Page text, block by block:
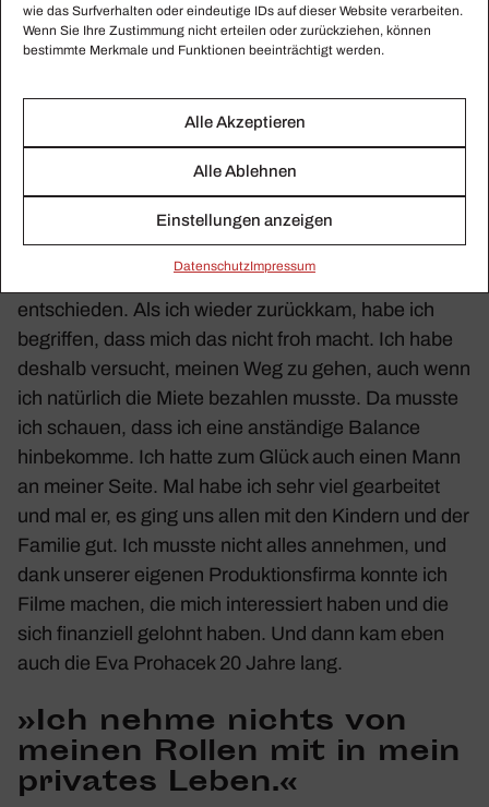
wie das Surfverhalten oder eindeutige IDs auf dieser Website verarbeiten.
Wenn Sie Ihre Zustimmung nicht erteilen oder zurückziehen, können
bestimmte Merkmale und Funktionen beeinträchtigt werden.
Alle Akzeptieren
Alle Ablehnen
Einstellungen anzeigen
Daten­schutzImpressum
würden Sie selbst diesen Weg beschreiben?
Deutsch­land das typi­sche System der Produ­zenten,
die Ansagen gemacht haben. Ich wurde nicht
gefragt, ob ich einen Pres­setag absol­vieren will, das
war einfach so. Zwischen 22 und 28 arbei­tete ich
dann in Amerika. Da war ich zwar schon viel eman­
zi­pierter, aber trotzdem in einem einge­fah­renen
System einge­spannt, in dem andere Leute über mich
entschieden. Als ich wieder zurückkam, habe ich
begriffen, dass mich das nicht froh macht. Ich habe
deshalb versucht, meinen Weg zu gehen, auch wenn
ich natür­lich die Miete bezahlen musste. Da musste
ich schauen, dass ich eine anstän­dige Balance
hinbe­komme. Ich hatte zum Glück auch einen Mann
an meiner Seite. Mal habe ich sehr viel gear­beitet
und mal er, es ging uns allen mit den Kindern und der
Familie gut. Ich musste nicht alles annehmen, und
dank unserer eigenen Produk­ti­ons­firma konnte ich
Filme machen, die mich inter­es­siert haben und die
sich finan­ziell gelohnt haben. Und dann kam eben
auch die Eva Prohacek 20 Jahre lang.
»Ich nehme nichts von
meinen Rollen mit in mein
privates Leben.«